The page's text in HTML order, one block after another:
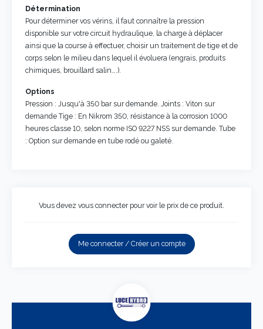
Détermination
Pour déterminer vos vérins, il faut connaître la pression
disponible sur votre circuit hydraulique, la charge à déplacer
ainsi que la course à effectuer, choisir un traitement de tige et de
corps selon le milieu dans lequel il évoluera (engrais, produits
chimiques, brouillard salin….).
Options
Pression : Jusqu'à 350 bar sur demande. Joints : Viton sur
demande Tige : En Nikrom 350, résistance à la corrosion 1000
heures classe 10, selon norme ISO 9227 NSS sur demande. Tube
: Option sur demande en tube rodé ou galeté.
Vous devez vous connecter pour voir le prix de ce produit.
Me connecter / Créer un compte